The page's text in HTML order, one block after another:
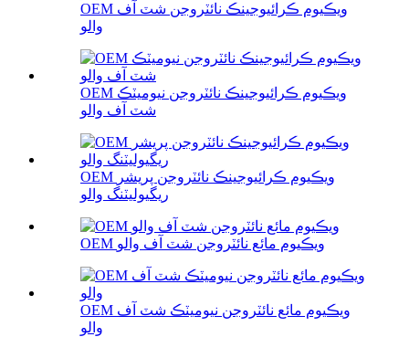
OEM ويڪيوم ڪرائيوجينڪ نائٽروجن شٽ آف
والو
OEM ويڪيوم ڪرائيوجينڪ نائٽروجن نيوميٽڪ
شٽ آف والو
OEM ويڪيوم ڪرائيوجينڪ نائٽروجن پريشر
ريگيوليٽنگ والو
OEM ويڪيوم مائع نائٽروجن شٽ آف والو
OEM ويڪيوم مائع نائٽروجن نيوميٽڪ شٽ آف
والو